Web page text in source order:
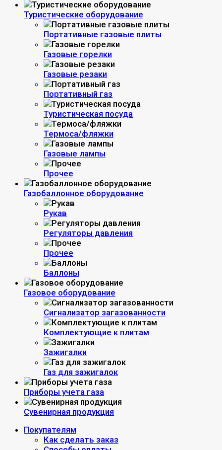
Туристические оборудование
Портативные газовые плиты
Газовые горелки
Газовые резаки
Портативный газ
Туристическая посуда
Термоса/фляжки
Газовые лампы
Прочее
Газобаллонное оборудование
Рукав
Регуляторы давления
Прочее
Баллоны
Газовое оборудование
Сигнализатор загазованности
Комплектующие к плитам
Зажигалки
Газ для зажигалок
Приборы учета газа
Сувенирная продукция
Покупателям
Как сделать заказ